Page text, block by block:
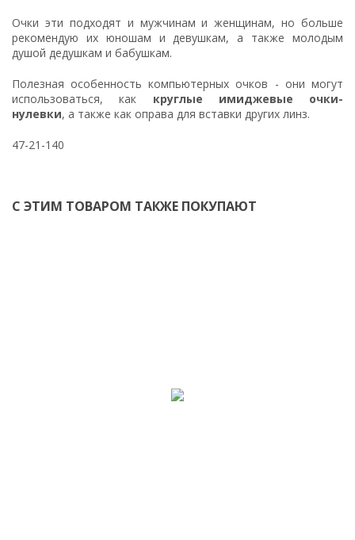
Очки эти подходят и мужчинам и женщинам, но больше
рекомендую их юношам и девушкам, а также молодым
душой дедушкам и бабушкам.
Полезная особенность компьютерных очков - они могут
использоваться, как круглые имиджевые очки-
нулевки, а также как оправа для вставки других линз.
47-21-140
С ЭТИМ ТОВАРОМ ТАКЖЕ ПОКУПАЮТ